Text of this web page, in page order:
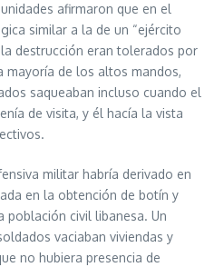
afirmaron que en el
similar a la de un “ejército
destrucción eran tolerados por
mayoría de los altos mandos,
saqueaban incluso cuando el
de visita, y él hacía la vista
militar habría derivado en
en la obtención de botín y
población civil libanesa. Un
vaciaban viviendas y
no hubiera presencia de